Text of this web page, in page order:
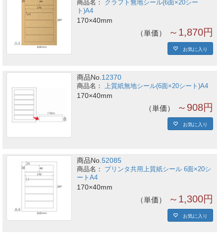
クラフト無地シール(6面×20シー
ト)A4
170×40mm
単価 ～1,870円
お気に入り
商品No. 12370
上質紙無地シール(6面×20シート)A4
170×40mm
単価 ～908円
お気に入り
商品No.52085
プリンタ共用上質紙シール 6面×20シ
ートA4
170×40mm
単価 ～1,300円
お気に入り